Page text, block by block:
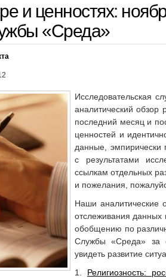
и ценностях:
«Среда»
Исследовательская
аналитический обзор
последний месяц и
ценностей и
данные,
с результатами
ссылкам отдельных
и пожелания,
Наши аналитические
отслеживания данных
обобщению по
Службы «Среда» за
увидеть развитие
1. Религиозность: